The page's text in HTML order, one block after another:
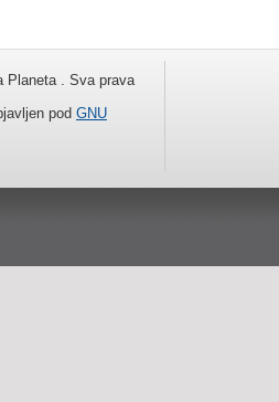
Planeta . Sva prava
pod GNU